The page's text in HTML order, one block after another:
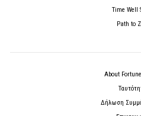
Time Well
Path to
About
Δήλωση